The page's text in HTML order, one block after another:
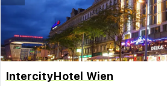
IntercityHotel Wien